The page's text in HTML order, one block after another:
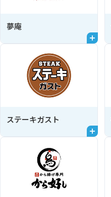
夢庵
ステーキガスト